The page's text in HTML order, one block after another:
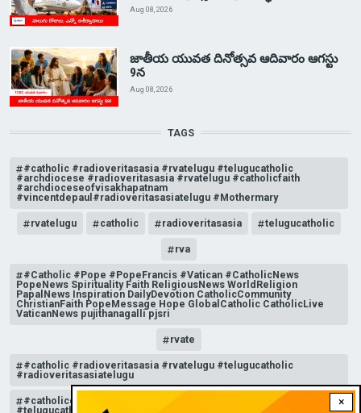
×
Aug 08, 2026
జాతీయ యువత దినోత్సవ ఆదివారం ఆగస్టు
9న
Aug 08, 2026
TAGS
#catholic #radioveritasasia #rvatelugu #telugucatholic
#archdiocese #radioveritasasia #rvatelugu #catholicfaith
#archdioceseofvisakhapatnam
#vincentdepaul#radioveritasasiatelugu #Mothermary
rvatelugu catholic radioveritasasia telugucatholic
rva
#Catholic #Pope #PopeFrancis #Vatican #CatholicNews
PopeNews Spirituality Faith ReligiousNews WorldReligion
PapalNews Inspiration DailyDevotion CatholicCommunity
ChristianFaith PopeMessage Hope GlobalCatholic CatholicLive
VaticanNews pujithanagalli pjsri
rvate
#catholic #radioveritasasia #rvatelugu #telugucatholic
#radioveritasasiatelugu
#catholicchurchnews #catholictelugu #telugucatholic
#telugucatholicchurch #radioveritasasia #rvatelugu